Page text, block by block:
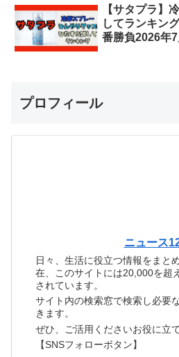
【サタプラ】
してランキン
番勝負2026年7
プロフィール
ニュース
日々、生活に役立つ情報をまと
在、このサイトには20,000を超
されています。
サイト内の検索窓で検索し必要
きます。
ぜひ、ご活用くださいお役に立
【SNSフォローボタン】